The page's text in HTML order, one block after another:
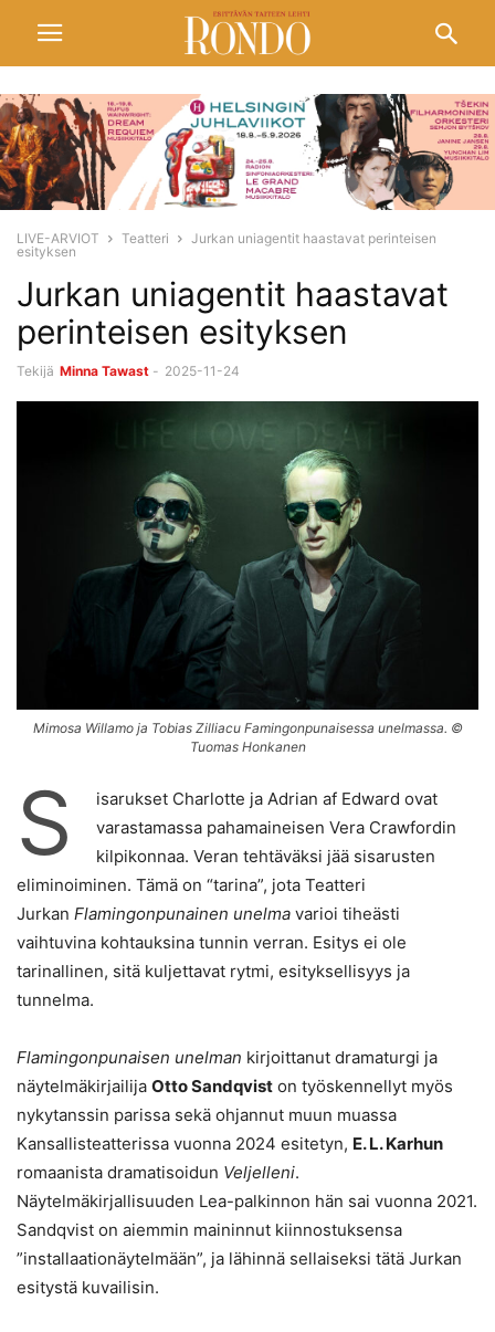
LIVE-ARVIOT Teatteri
Jurkan uniagentit haastavat perinteisen
esityksen
Jurkan uniagentit haastavat
perinteisen esityksen
Tekijä Minna Tawast - 2025-11-24
Mimosa Willamo ja Tobias Zilliacu Famingonpunaisessa unelmassa. ©
Tuomas Honkanen
S
isarukset Charlotte ja Adrian af Edward ovat
varastamassa pahamaineisen Vera Crawfordin
kilpikonnaa. Veran tehtäväksi jää sisarusten
eliminoiminen. Tämä on “tarina”, jota Teatteri
Jurkan Flamingonpunainen unelma varioi tiheästi
vaihtuvina kohtauksina tunnin verran. Esitys ei ole
tarinallinen, sitä kuljettavat rytmi, esityksellisyys ja
tunnelma.
Flamingonpunaisen unelman kirjoittanut dramaturgi ja
näytelmäkirjailija Otto Sandqvist on työskennellyt myös
nykytanssin parissa sekä ohjannut muun muassa
Kansallisteatterissa vuonna 2024 esitetyn, E. L. Karhun
romaanista dramatisoidun Veljelleni.
Näytelmäkirjallisuuden Lea-palkinnon hän sai vuonna 2021.
Sandqvist on aiemmin maininnut kiinnostuksensa
”installaationäytelmään”, ja lähinnä sellaiseksi tätä Jurkan
esitystä kuvailisin.